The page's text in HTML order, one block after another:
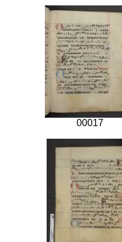
00017